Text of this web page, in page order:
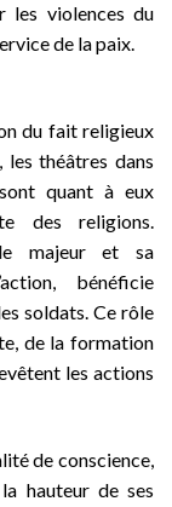
les violences du
de la paix.
du fait religieux
théâtres dans
quant à eux
des religions.
majeur et sa
bénéficie
soldats. Ce rôle
de la formation
les actions
de conscience,
hauteur de ses